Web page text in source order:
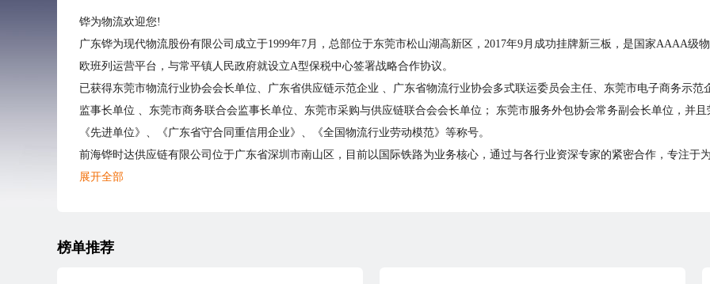
铧为物流欢迎您!
广东铧为现代物流股份有限公司成立于1999年7月，总部位于东莞市松山湖高新区，2017年9月成功挂牌新三板，是国家AAAA级
欧班列运营平台，与常平镇人民政府就设立A型保税中心签署战略合作协议。
已获得东莞市物流行业协会会长单位、广东省供应链示范企业 、广东省物流行业协会多式联运委员会主任、东莞市电子商务示
监事长单位 、东莞市商务联合会监事长单位、东莞市采购与供应链联合会会长单位； 东莞市服务外包协会常务副会长单位，并
《先进单位》、《广东省守合同重信用企业》、《全国物流行业劳动模范》等称号。
前海铧时达供应链有限公司位于广东省深圳市南山区，目前以国际铁路为业务核心，通过与各行业资深专家的紧密合作，专注于
年轻的团队，利用先进的信息技术，成功实现了 "货物可视化 "追踪，并已发展成为集海陆空、铁路仓储资源的国际物流专业平
***拥有班列资质的民营企业,有着20年+的专业经验，并荣获广东省诚信物流企业等多种荣誉称号！
展开全部
榜单推荐